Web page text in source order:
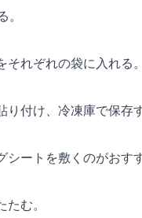
。
れぞれの袋に入れる。
り付け、冷凍庫で保存
シートを敷くのがおす
む。